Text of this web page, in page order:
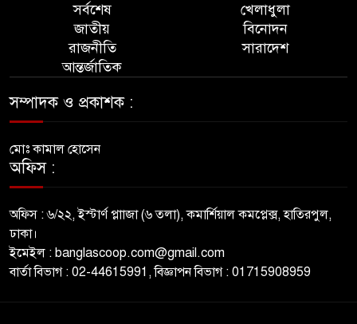
সর্বশেষ
জাতীয়
রাজনীতি
আন্তর্জাতিক
খেলাধুলা
বিনোদন
সারাদেশ
সম্পাদক ও প্রকাশক :
মোঃ কামাল হোসেন
অফিস :
অফিস : ৬/২২, ইস্টার্ণ প্লাাজা (৬ তলা), কমার্শিয়াল কমপ্লেক্স, হাতিরপুল,
ঢাকা।
ইমেইল : banglascoop.com@gmail.com
বার্তা বিভাগ : 02-44615991, বিজ্ঞাপন বিভাগ : 01715908959